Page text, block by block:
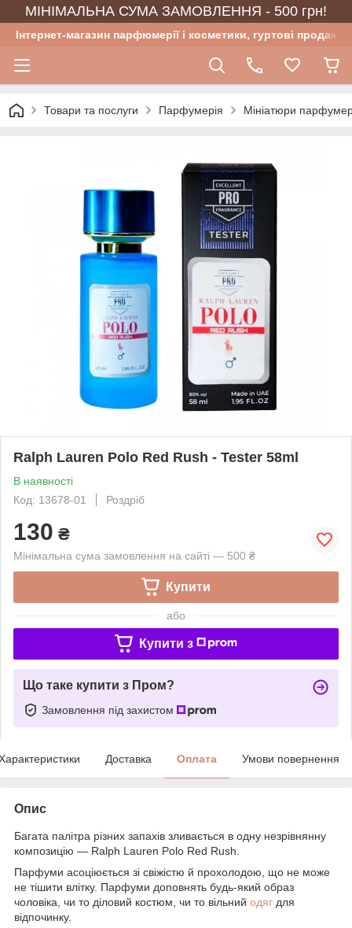
МІНІМАЛЬНА СУМА ЗАМОВЛЕННЯ - 500 грн!
Інтернет-магазин парфюмерії і косметики, гуртові продажі
Товари та послуги Парфумерія Мініатюри
Ralph Lauren Polo Red Rush - Tester 58ml
В наявності
Код: 13678-01
Роздріб
130 ₴
Мінімальна сума замовлення на сайті — 500 ₴
Купити
або
Купити з
Що таке купити з Пром?
Замовлення під захистом
Доставка Оплата Умови повернення
Опис
Багата палітра різних запахів зливається в одну незрівнянну
композицію — Ralph Lauren Polo Red Rush.
Парфуми асоціюється зі свіжістю й прохолодою, що не може
не тішити влітку. Парфуми доповнять будь-який образ
чоловіка, чи то діловий костюм, чи то вільний одяг для
відпочинку.